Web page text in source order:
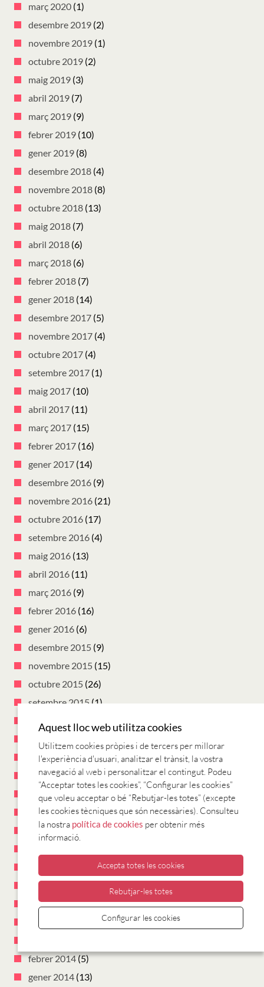
març 2020 (1)
desembre 2019 (2)
novembre 2019 (1)
octubre 2019 (2)
maig 2019 (3)
abril 2019 (7)
març 2019 (9)
febrer 2019 (10)
gener 2019 (8)
desembre 2018 (4)
novembre 2018 (8)
octubre 2018 (13)
maig 2018 (7)
abril 2018 (6)
març 2018 (6)
febrer 2018 (7)
gener 2018 (14)
desembre 2017 (5)
novembre 2017 (4)
octubre 2017 (4)
setembre 2017 (1)
maig 2017 (10)
abril 2017 (11)
març 2017 (15)
febrer 2017 (16)
gener 2017 (14)
desembre 2016 (9)
novembre 2016 (21)
octubre 2016 (17)
setembre 2016 (4)
maig 2016 (13)
abril 2016 (11)
març 2016 (9)
febrer 2016 (16)
gener 2016 (6)
desembre 2015 (9)
novembre 2015 (15)
octubre 2015 (26)
setembre 2015 (1)
abril 2015(18)
març 2015(18)
febrer 2015
gener 2015(12)
desembre 2014(10)
(17)
juliol 2014
maig 2014(6)
febrer 2014(5)
gener 2014 (13)
Aquest lloc web utilitza cookies
Utilitzem cookies pròpies i de tercers per millorar
l'experiència d'usuari, analitzar el trànsit, la vostra
navegació al web i personalitzar el contingut. Podeu
“Acceptar totes les cookies”, “Configurar les cookies”
que voleu acceptar o bé “Rebutjar-les totes” (excepte
les cookies tècniques que són necessàries). Consulteu
la nostra política de cookies per obtenir més
informació.
Accepta totes les cookies
Rebutjar-les totes
Configurar les cookies